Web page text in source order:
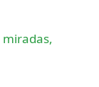
miradas,